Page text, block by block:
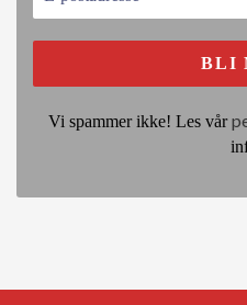
Vi spammer ikke! Les vår